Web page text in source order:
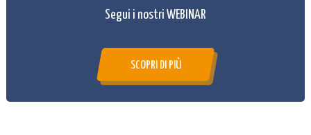
Segui i nostri WEBINAR
SCOPRI DI PIÙ